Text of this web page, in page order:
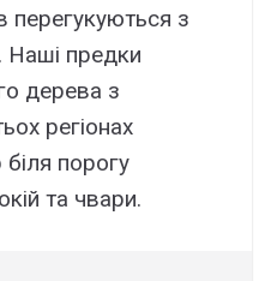
перегукуються з
Наші предки
дерева з
регіонах
порогу
та чвари.